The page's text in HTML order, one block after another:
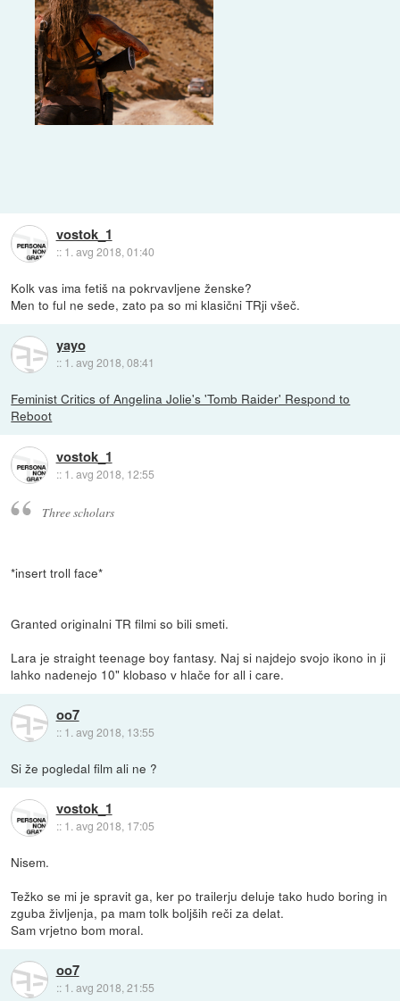
vostok_1
:: 1. avg 2018, 01:40
Kolk vas ima fetiš na pokrvavljene ženske?
Men to ful ne sede, zato pa so mi klasični TRji všeč.
yayo
:: 1. avg 2018, 08:41
Feminist Critics of Angelina Jolie's 'Tomb Raider' Respond to
Reboot
vostok_1
:: 1. avg 2018, 12:55
Three scholars
*insert troll face*
Granted originalni TR filmi so bili smeti.
Lara je straight teenage boy fantasy. Naj si najdejo svojo ikono in ji
lahko nadenejo 10" klobaso v hlače for all i care.
oo7
:: 1. avg 2018, 13:55
Si že pogledal film ali ne ?
vostok_1
:: 1. avg 2018, 17:05
Nisem.
Težko se mi je spravit ga, ker po trailerju deluje tako hudo boring in
zguba življenja, pa mam tolk boljših reči za delat.
Sam vrjetno bom moral.
oo7
:: 1. avg 2018, 21:55